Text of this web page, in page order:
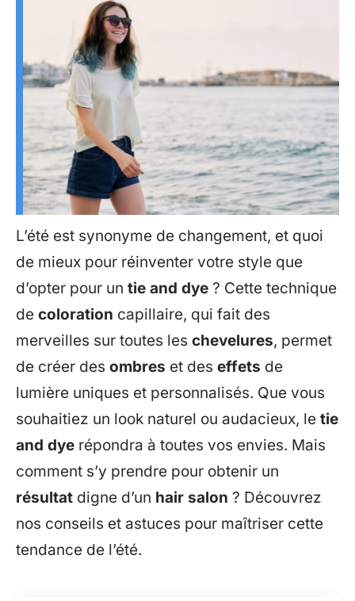
L’été est synonyme de changement, et quoi
de mieux pour réinventer votre style que
d’opter pour un tie and dye ? Cette technique
de coloration capillaire, qui fait des
merveilles sur toutes les chevelures, permet
de créer des ombres et des effets de
lumière uniques et personnalisés. Que vous
souhaitiez un look naturel ou audacieux, le tie
and dye répondra à toutes vos envies. Mais
comment s’y prendre pour obtenir un
résultat digne d’un hair salon ? Découvrez
nos conseils et astuces pour maîtriser cette
tendance de l’été.